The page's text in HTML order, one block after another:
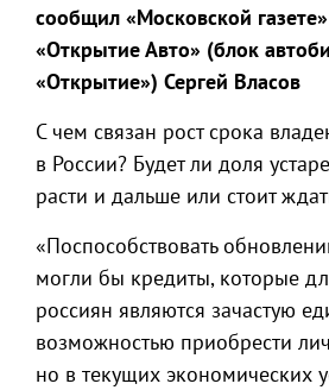
сообщил «Московской
«Открытие Авто» (блок
«Открытие») Сергей Власов
С чем связан рост срока
в России? Будет ли доля
расти и дальше или стоит
«Поспособствовать
могли бы кредиты, которые
россиян являются зачастую
возможностью приобрести
но в текущих экономических